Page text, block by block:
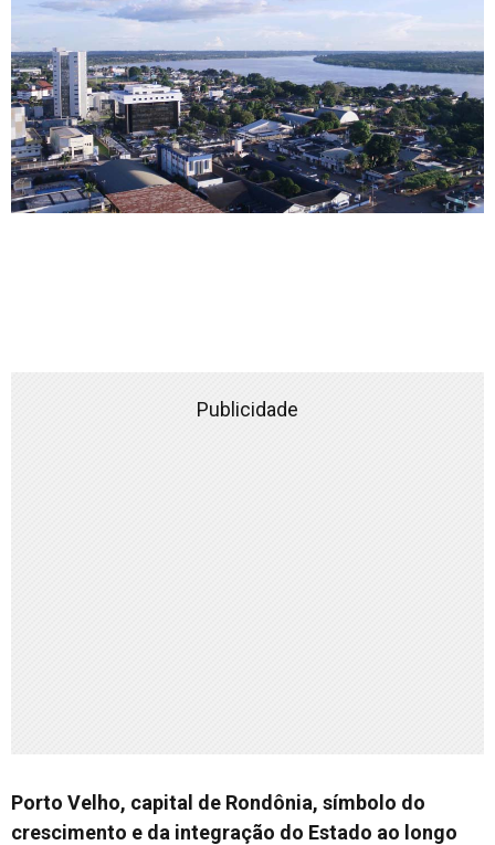
Publicidade
Porto Velho, capital de Rondônia, símbolo do
crescimento e da integração do Estado ao longo